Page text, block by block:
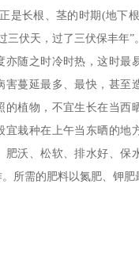
是长根、茎的时期(地下
三伏天，过了三伏保丰年”
亦随之时冷时热，这时最
害蔓延最多、最快，甚至
的植物，不宜生长在当西
宜栽种在上午当东晒的地
肥沃、松软、排水好、保
所需的肥料以氮肥、钾肥